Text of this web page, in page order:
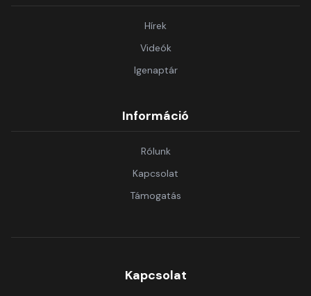
Hírek
Videók
Igenaptár
Információ
Rólunk
Kapcsolat
Támogatás
Kapcsolat